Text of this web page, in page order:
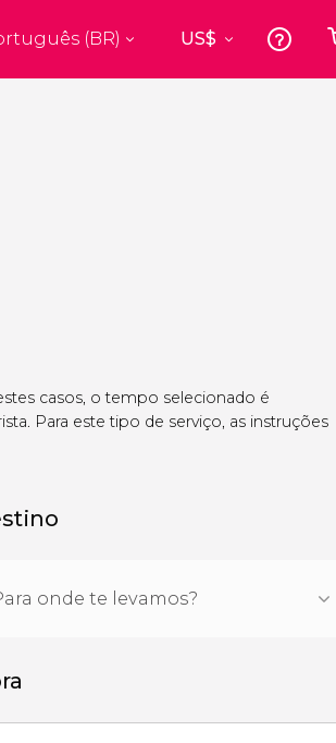
Top destinos
(BR)
casos, o tempo selecionado é
Para este tipo de serviço, as instruções